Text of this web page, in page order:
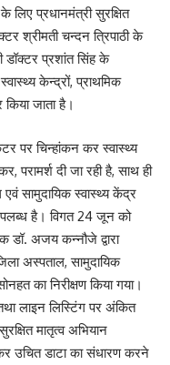
प्रधानमंत्री सुरक्षित
श्रीमती चन्दन त्रिपाठी के
डॉक्टर प्रशांत सिंह के
केन्द्रों, प्राथमिक
जाता है।
पर चिन्हांकन कर स्वास्थ्य
परामर्श दी जा रही है, साथ ही
एवं सामुदायिक स्वास्थ्य केंद्र
है। विगत 24 जून को
डॉ. अजय कन्नौजे द्वारा
अस्पताल, सामुदायिक
का निरीक्षण किया गया।
लाइन लिस्टिंग पर अंकित
मातृत्व अभियान
उचित डाटा का संधारण करने